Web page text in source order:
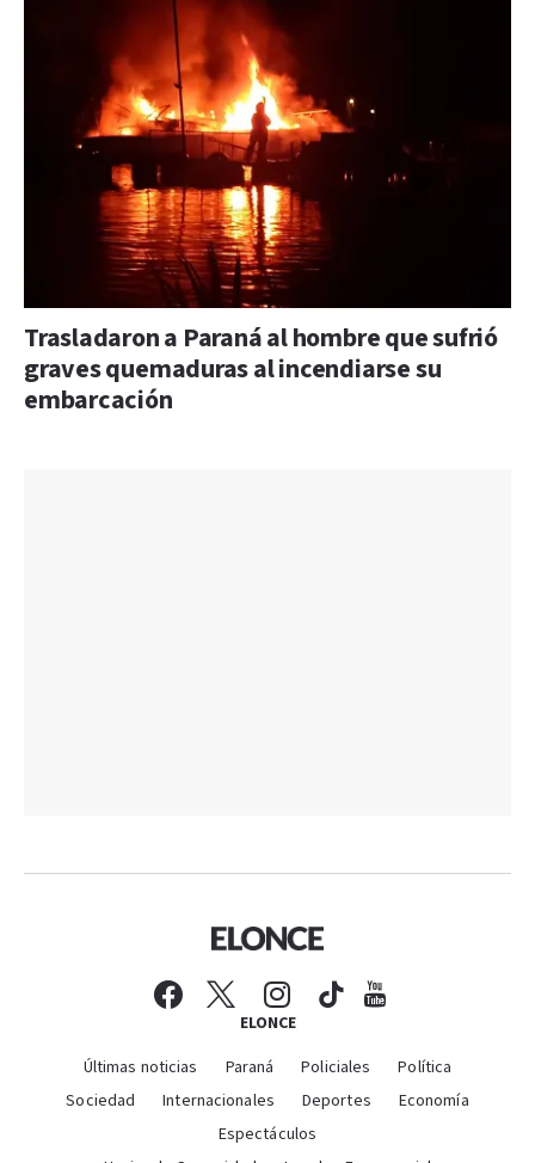
Trasladaron a Paraná al hombre que sufrió
graves quemaduras al incendiarse su
embarcación
ELONCE
Últimas noticias Paraná Policiales
Política
Sociedad
Internacionales Deportes
Economía
Espectáculos